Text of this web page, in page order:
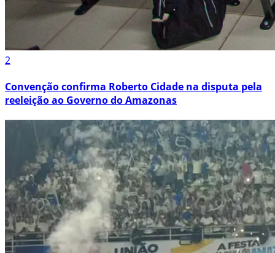
2
Convenção confirma Roberto Cidade na disputa pela
reeleição ao Governo do Amazonas